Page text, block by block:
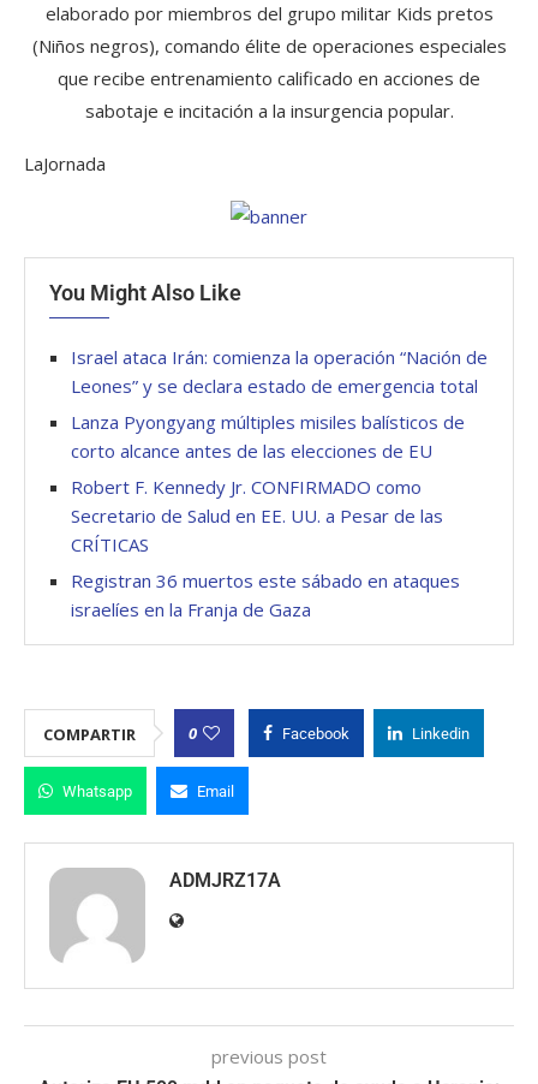
elaborado por miembros del grupo militar Kids pretos
(Niños negros), comando élite de operaciones especiales
que recibe entrenamiento calificado en acciones de
sabotaje e incitación a la insurgencia popular.
LaJornada
You Might Also Like
Israel ataca Irán: comienza la operación “Nación de
Leones” y se declara estado de emergencia total
Lanza Pyongyang múltiples misiles balísticos de
corto alcance antes de las elecciones de EU
Robert F. Kennedy Jr. CONFIRMADO como
Secretario de Salud en EE. UU. a Pesar de las
CRÍTICAS
Registran 36 muertos este sábado en ataques
israelíes en la Franja de Gaza
COMPARTIR 0 Facebook Linkedin
Whatsapp Email
ADMJRZ17A
previous post